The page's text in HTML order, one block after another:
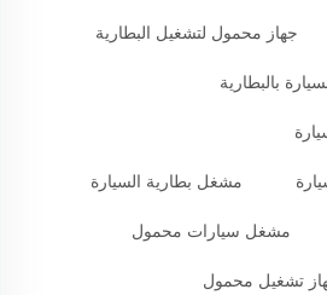
جهاز محمول لتشغيل البطارية
بالبطارية
مشغل بطارية السيارة
مشغل سيارات محمول
تشغيل محمول